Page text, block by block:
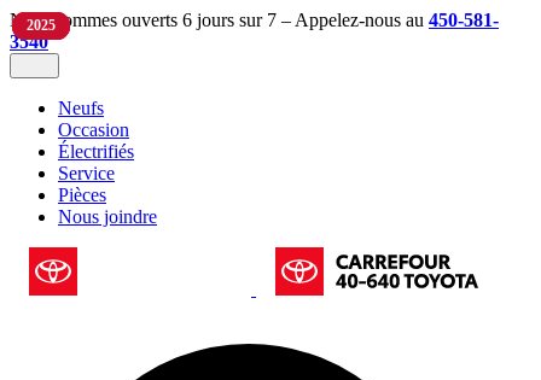
Nous sommes ouverts 6 jours sur 7 – Appelez-nous au 450-581-
3540
Neufs
Occasion
Électrifiés
Service
Pièces
Nous joindre
2025
2025
2025
2025